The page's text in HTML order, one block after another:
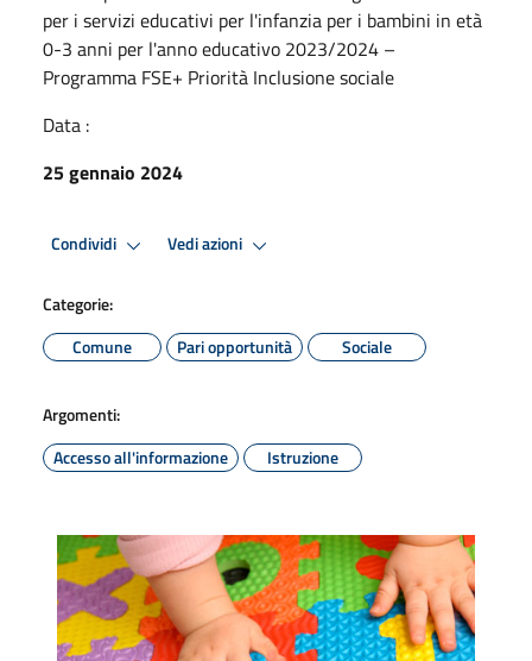
per i servizi educativi per l'infanzia per i bambini in età
0-3 anni per l'anno educativo 2023/2024 –
Programma FSE+ Priorità Inclusione sociale
Data :
25 gennaio 2024
Condividi Vedi azioni
Categorie:
Comune
Pari opportunità Sociale
Argomenti:
Accesso all'informazione
Istruzione